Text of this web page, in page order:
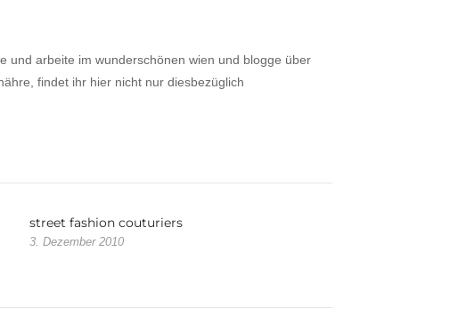
und arbeite im wunderschönen wien und blogge über
findet ihr hier nicht nur diesbezüglich
street fashion couturiers
3. Dezember 2010